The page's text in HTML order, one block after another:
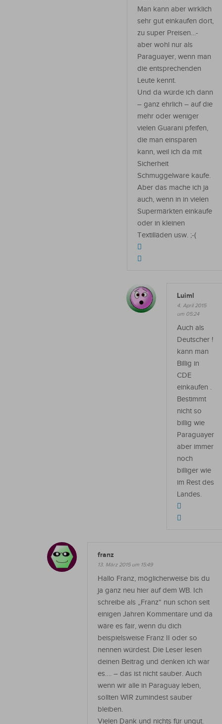
Man kann aber wirklich
sehr gut einkaufen dort,
zu super Preisen…-
aber wohl nur als
Paraguayer, wenn man
die entsprechenden
Leute kennt.
Und da würde ich dann
– ganz ehrlich – auf die
mehr oder weniger
vielen Guarani pfeifen,
die man einsparen
kann, weil ich da mit
Sicherheit
Schmuggelware kaufe.
Aber das mache ich ja
auch, wenn in in vielen
Supermärkten einkaufe
oder in kleinen
Textilläden usw. ;-(
Luiml
4. April 2015
um 05:24
Auch als
Deutscher !
kann man
Billig in
CDE
einkaufen .
Bestimmt
nicht so
billig wie
Paraguayer
aber immer
noch
billiger wie
im Rest des
Landes.
franz
13. März 2015 um 15:49
Hallo Franz, möglicherweise bis du
ja ganz neu hier auf dem WB. Ich
schreibe als „Franz“ nun schon seit
einigen Jahren Kommentare und da
wäre es fair, wenn du dich
beispielsweise Franz II oder so
nennen würdest. Die Leser lesen
deinen Beitrag und denken ich war
es…. – das ist nicht sauber. Auch
wenn wir alle in Paraguay leben,
sollten WIR zumindest sauber
bleiben.
Vielen Dank und nichts für ungut.